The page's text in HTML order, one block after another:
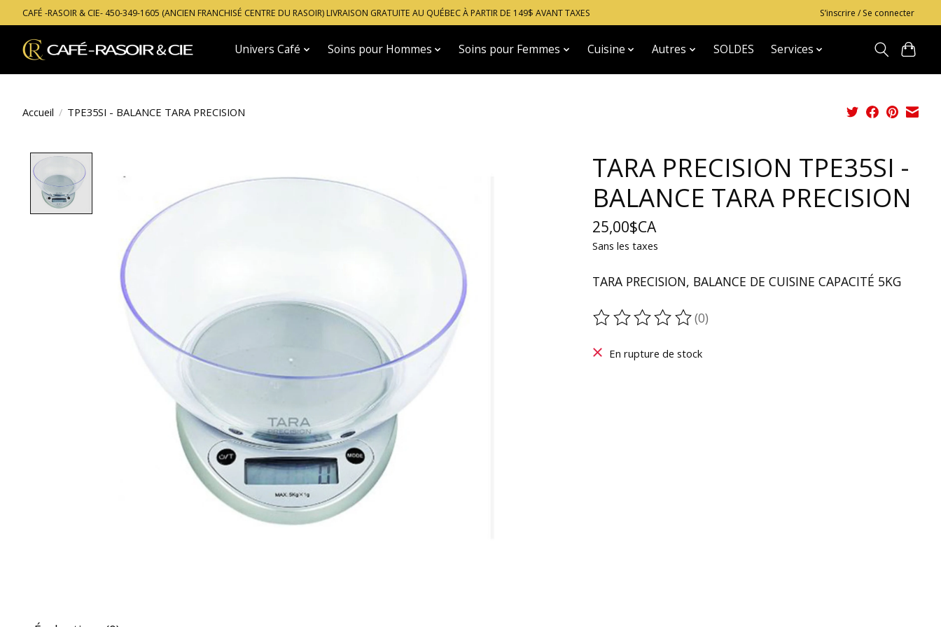
CAFÉ -RASOIR & CIE- 450-349-1605 (ANCIEN FRANCHISÉ CENTRE DU RASOIR) LIVRAISON GRATUITE AU QUÉBEC À PARTIR DE 149$ AVANT TAXES S’inscrire / Se connecter
Univers Café Soins pour Hommes Soins pour Femmes Cuisine Autres SOLDES Services
Accueil / TPE35SI - BALANCE TARA PRECISION
TARA PRECISION TPE35SI -
BALANCE TARA PRECISION
25,00$CA
Sans les taxes
TARA PRECISION, BALANCE DE CUISINE CAPACITÉ 5KG
Ce produit est évalué à
(0)
En rupture de stock